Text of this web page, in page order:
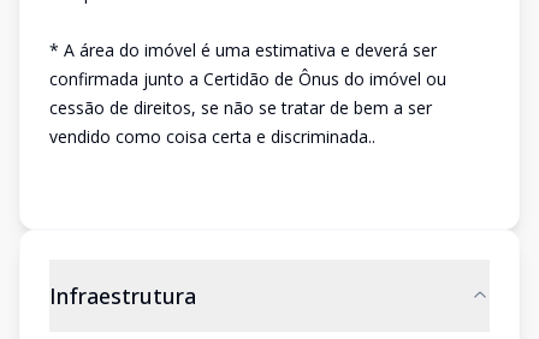
* A área do imóvel é uma estimativa e deverá ser
confirmada junto a Certidão de Ônus do imóvel ou
cessão de direitos, se não se tratar de bem a ser
vendido como coisa certa e discriminada..
Infraestrutura